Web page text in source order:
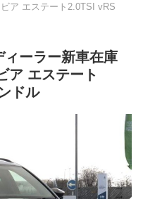
ア エステート2.0TSI vRS
ィーラー新車在庫
ア エステート
ドル